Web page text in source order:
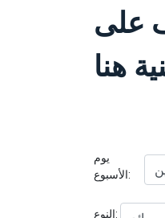
على
هنا
يوم
الأسبوع:
النوع: